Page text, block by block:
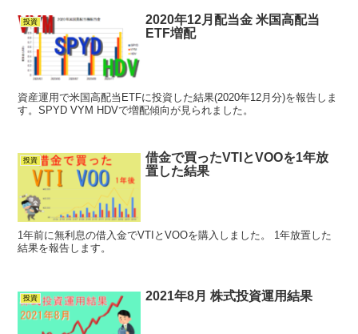
投資
2020年12月配当金 米国高配当
ETF増配
資産運用で米国高配当ETFに投資した結果(2020年12月分)を報告しま
す。SPYD VYM HDVで増配傾向が見られました。
投資
借金で買ったVTIとVOOを1年放
置した結果
1年前に無利息の借入金でVTIとVOOを購入しました。 1年放置した
結果を報告します。
投資 2021年8月 株式投資運用結果